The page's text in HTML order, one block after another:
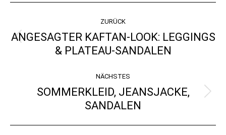
ZURÜCK
Vorheriger
Beitrag:
ANGESAGTER KAFTAN-LOOK: LEGGINGS
& PLATEAU-SANDALEN
NÄCHSTES
Nächster
Beitrag:
SOMMERKLEID, JEANSJACKE,
SANDALEN